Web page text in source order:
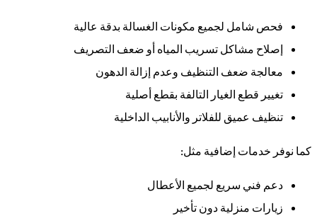
فحص شامل لجميع مكونات الغسالة بدقة عالية
إصلاح مشاكل تسريب المياه أو ضعف التصريف
معالجة ضعف التنظيف وعدم إزالة الدهون
تغيير قطع الغيار التالفة بقطع أصلية
تنظيف عميق للفلاتر والأنابيب الداخلية
كما نوفر خدمات إضافية مثل:
دعم فني سريع لجميع الأعطال
زيارات منزلية دون تأخير